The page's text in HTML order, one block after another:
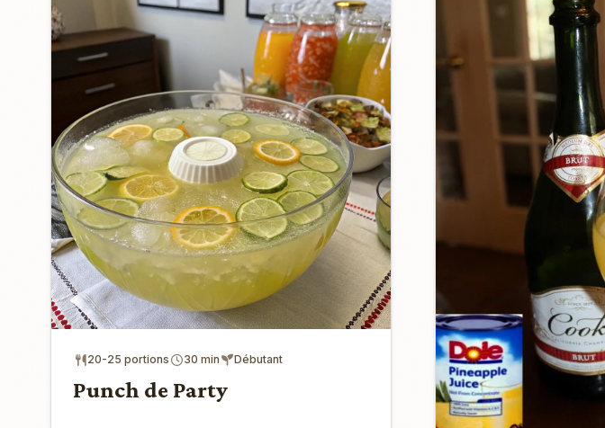
20-25 portions 30 min Débutant
Punch de Party